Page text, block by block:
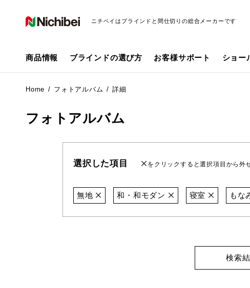
ニチベイはブラインドと間仕切りの総合メーカーです
商品情報 ブラインドの選び方 お客様サポート ショー
Home フォトアルバム 詳細
フォトアルバム
選択した項目 をクリックすると選択項目から外
無地 和・和モダン 寝室 もな
検索